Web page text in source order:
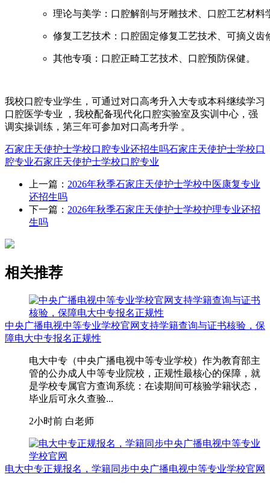
理论与美学‌：口腔解剖与牙雕技术、口腔工艺材料
修复工艺技术‌：口腔固定修复工艺技术、可摘义
‌其他专项‌：口腔正畸工艺技术、口腔预防保健。
我校口腔专业学生，可通过对口高考升入大专或本科继续学习‌
口腔医学‌专业 ，我校配备现代化口腔实验室及实训中心，强
调实操训练，第三年可参加对口高考升学 。‌‌
石家庄天使护士学校口腔专业还招生吗石家庄天使护士学校口
腔专业石家庄天使护士学校口腔专业
上一篇： 2026年秋季石家庄天使护士学校中医康复专业
还招生吗
下一篇： 2026年秋季石家庄天使护士学校护理专业还招
生吗
相关推荐
中央广播电视中等专业学校官网支持学籍查询与证书核验，保
障电大中专报名正规性
电大中专（中央广播电视中等专业学校）作为教育部主
管的公办成人中等专业院校，正规性最核心的保障，就
是学校专属官方查询系统：在读期间可核验学籍状态，
毕业后可永久查验...
2小时前 白老师
电大中专正规报名，学籍同步中央广播电视中等专业学校官网